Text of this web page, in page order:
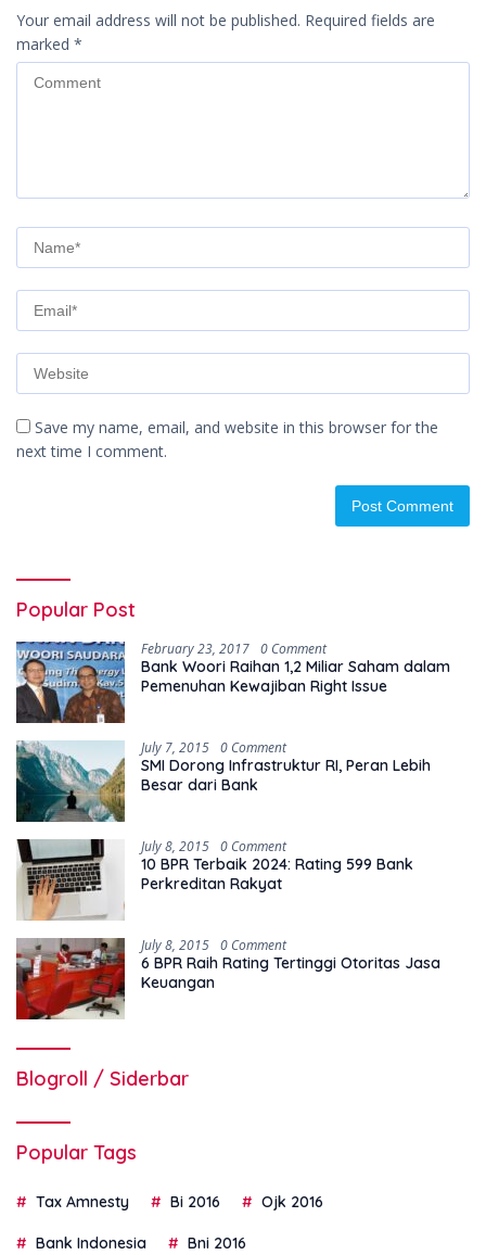
Your email address will not be published. Required fields are
marked *
Save my name, email, and website in this browser for the
next time I comment.
Popular Post
February 23, 2017 0 Comment
Bank Woori Raihan 1,2 Miliar Saham dalam
Pemenuhan Kewajiban Right Issue
July 7, 2015 0 Comment
SMI Dorong Infrastruktur RI, Peran Lebih
Besar dari Bank
July 8, 2015 0 Comment
10 BPR Terbaik 2024: Rating 599 Bank
Perkreditan Rakyat
July 8, 2015 0 Comment
6 BPR Raih Rating Tertinggi Otoritas Jasa
Keuangan
Blogroll / Siderbar
Popular Tags
Tax Amnesty Bi 2016 Ojk 2016
Bank Indonesia Bni 2016